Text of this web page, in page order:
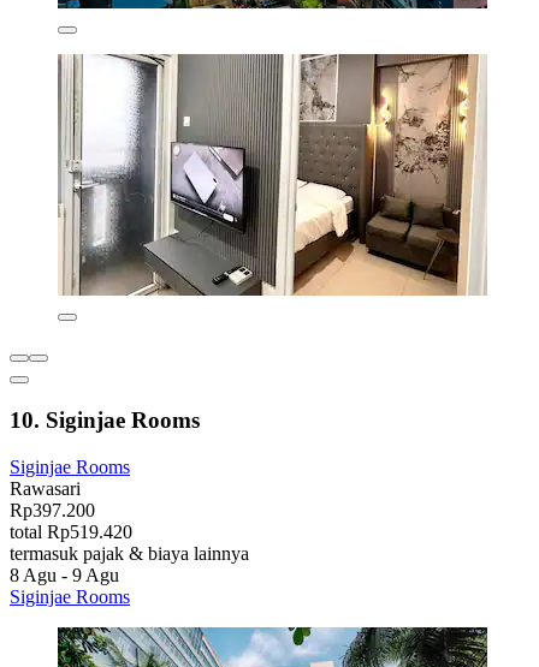
10. Siginjae Rooms
Siginjae Rooms
Rawasari
Rp397.200
total Rp519.420
termasuk pajak & biaya lainnya
8 Agu - 9 Agu
Siginjae Rooms